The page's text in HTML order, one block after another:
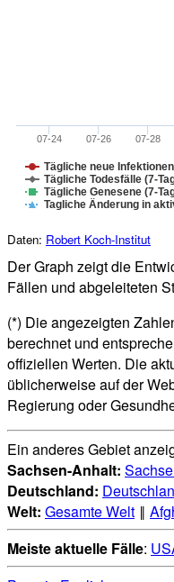
Tägliche neue
Tägliche Todesfälle (7-
Tägliche Genesene (7-
Tagliche Änderung in
07-24 07-26 07-28
Daten: Robert Koch-Institut
Der Graph zeigt die
Fällen und abgeleiteten
(*) Die angezeigten
berechnet und
offiziellen Werten. Die
üblicherweise auf der
Regierung oder
Ein anderes Gebiet
Sachsen-Anhalt:
Deutschland:
Welt: Gesamte Welt ‖
Meiste aktuelle Fälle: